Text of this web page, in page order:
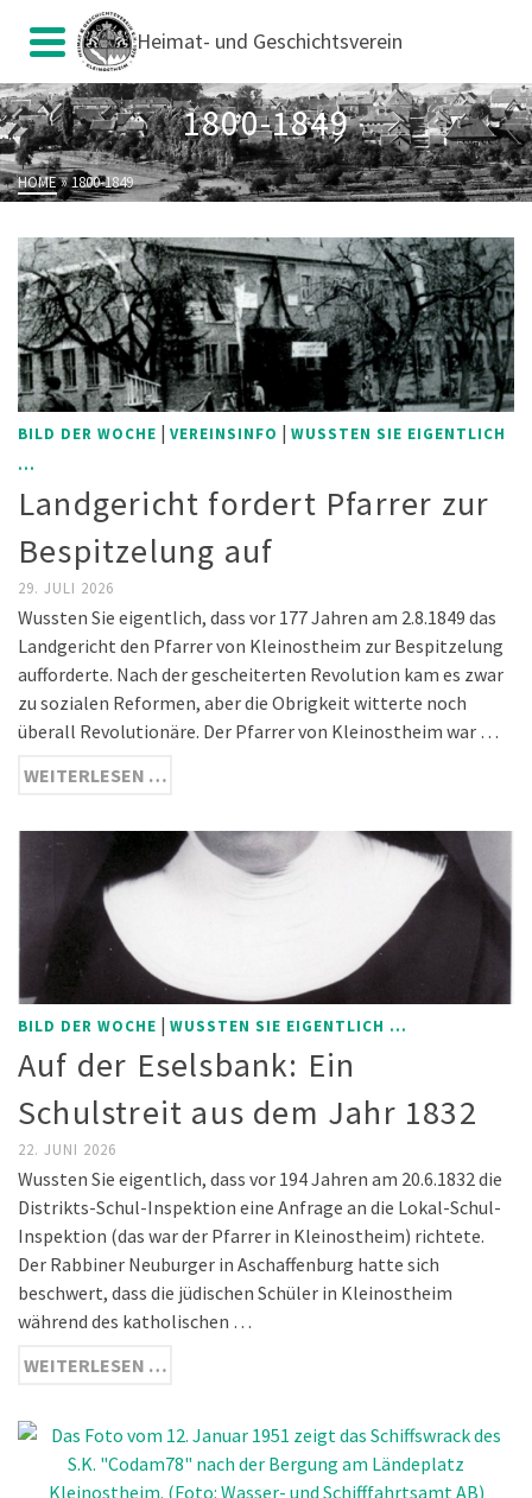
Heimat- und Geschichtsverein
1800-1849
HOME»1800-1849
BILD DER WOCHE | VEREINSINFO | WUSSTEN SIE EIGENTLICH
...
Landgericht fordert Pfarrer zur
Bespitzelung auf
29. JULI 2026
Wussten Sie eigentlich, dass vor 177 Jahren am 2.8.1849 das
Landgericht den Pfarrer von Kleinostheim zur Bespitzelung
aufforderte. Nach der gescheiterten Revolution kam es zwar
zu sozialen Reformen, aber die Obrigkeit witterte noch
überall Revolutionäre. Der Pfarrer von Kleinostheim war …
WEITERLESEN …
BILD DER WOCHE | WUSSTEN SIE EIGENTLICH ...
Auf der Eselsbank: Ein
Schulstreit aus dem Jahr 1832
22. JUNI 2026
Wussten Sie eigentlich, dass vor 194 Jahren am 20.6.1832 die
Distrikts-Schul-Inspektion eine Anfrage an die Lokal-Schul-
Inspektion (das war der Pfarrer in Kleinostheim) richtete.
Der Rabbiner Neuburger in Aschaffenburg hatte sich
beschwert, dass die jüdischen Schüler in Kleinostheim
während des katholischen …
WEITERLESEN …